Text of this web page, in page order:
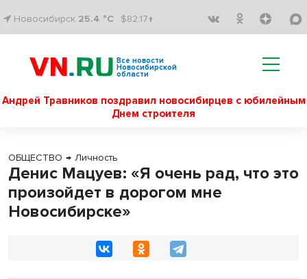
Новосибирск 25.4 °C $82.17↑
Все новости
Новосибирской
области
Андрей Травников поздравил новосибирцев с юбилейным
Днем строителя
ОБЩЕСТВО → Личность
Денис Мацуев: «Я очень рад, что это
произойдет в дорогом мне
Новосибирске»